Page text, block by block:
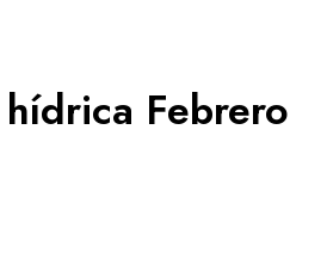
Febrero